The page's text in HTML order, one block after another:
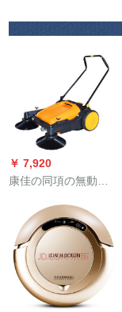
型超薄型モデル、掃
除機ホワイト
￥ 7,920
康佳の同項の無動力
式掃除機の工場の不
動産の倉庫の作業場
のごみの清掃車のロ
ボットの980型の基礎
金